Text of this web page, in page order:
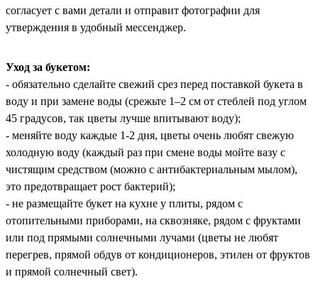
согласует с вами детали и отправит фотографии для
утверждения в удобный мессенджер.
Уход за букетом:
- обязательно сделайте свежий срез перед поставкой букета в
воду и при замене воды (срежьте 1–2 см от стеблей под углом
45 градусов, так цветы лучше впитывают воду);
- меняйте воду каждые 1-2 дня, цветы очень любят свежую
холодную воду (каждый раз при смене воды мойте вазу с
чистящим средством (можно с антибактериальным мылом),
это предотвращает рост бактерий);
- не размещайте букет на кухне у плиты, рядом с
отопительными приборами, на сквозняке, рядом с фруктами
или под прямыми солнечными лучами (цветы не любят
перегрев, прямой обдув от кондиционеров, этилен от фруктов
и прямой солнечный свет).